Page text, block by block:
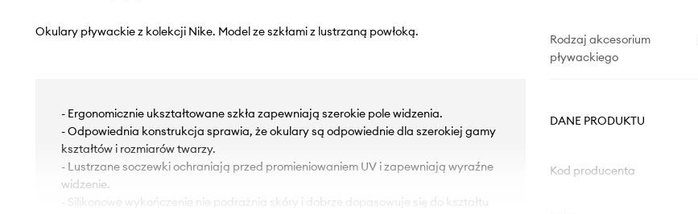
Okulary pływackie z kolekcji Nike. Model ze szkłami z lustrzaną powłoką.
- Ergonomicznie ukształtowane szkła zapewniają szerokie pole widzenia.
- Odpowiednia konstrukcja sprawia, że okulary są odpowiednie dla szerokiej gamy
kształtów i rozmiarów twarzy.
- Lustrzane soczewki ochraniają przed promieniowaniem UV i zapewniają wyraźne
widzenie.
- Silikonowe wykończenie nie podrażnia skóry i dobrze dopasowuje się do kształtu
Rodzaj akcesorium
pływackiego
DANE PRODUKTU
Kod producenta